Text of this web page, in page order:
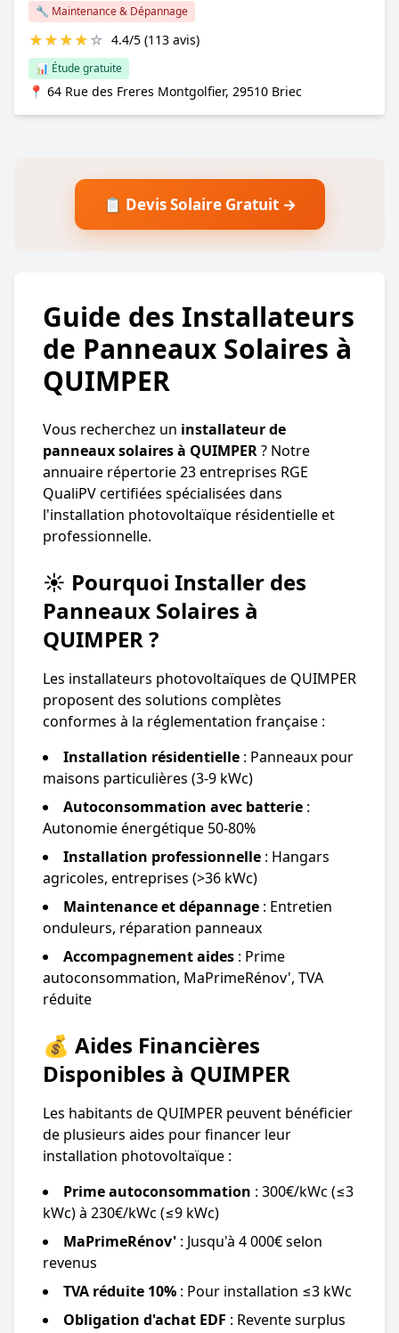
🔧 Maintenance & Dépannage
★★★★☆ 4.4/5 (113 avis)
📊 Étude gratuite
📍 64 Rue des Freres Montgolfier, 29510 Briec
📋 Devis Solaire Gratuit →
Guide des Installateurs
de Panneaux Solaires à
QUIMPER
Vous recherchez un installateur de
panneaux solaires à QUIMPER? Notre
annuaire répertorie 23 entreprises RGE
QualiPV certifiées spécialisées dans
l'installation photovoltaïque résidentielle et
professionnelle.
☀️ Pourquoi Installer des
Panneaux Solaires à
QUIMPER ?
Les installateurs photovoltaïques de QUIMPER
proposent des solutions complètes
conformes à la réglementation française :
Installation résidentielle : Panneaux pour
maisons particulières (3-9 kWc)
Autoconsommation avec batterie :
Autonomie énergétique 50-80%
Installation professionnelle : Hangars
agricoles, entreprises (>36 kWc)
Maintenance et dépannage : Entretien
onduleurs, réparation panneaux
Accompagnement aides : Prime
autoconsommation, MaPrimeRénov', TVA
réduite
💰 Aides Financières
Disponibles à QUIMPER
Les habitants de QUIMPER peuvent bénéficier
de plusieurs aides pour financer leur
installation photovoltaïque :
Prime autoconsommation : 300€/kWc (≤3
kWc) à 230€/kWc (≤9 kWc)
MaPrimeRénov' : Jusqu'à 4 000€ selon
revenus
TVA réduite 10% : Pour installation ≤3 kWc
Obligation d'achat EDF : Revente surplus